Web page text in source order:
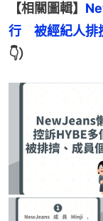
【相關圖輯】
行　被經紀人排
👇）